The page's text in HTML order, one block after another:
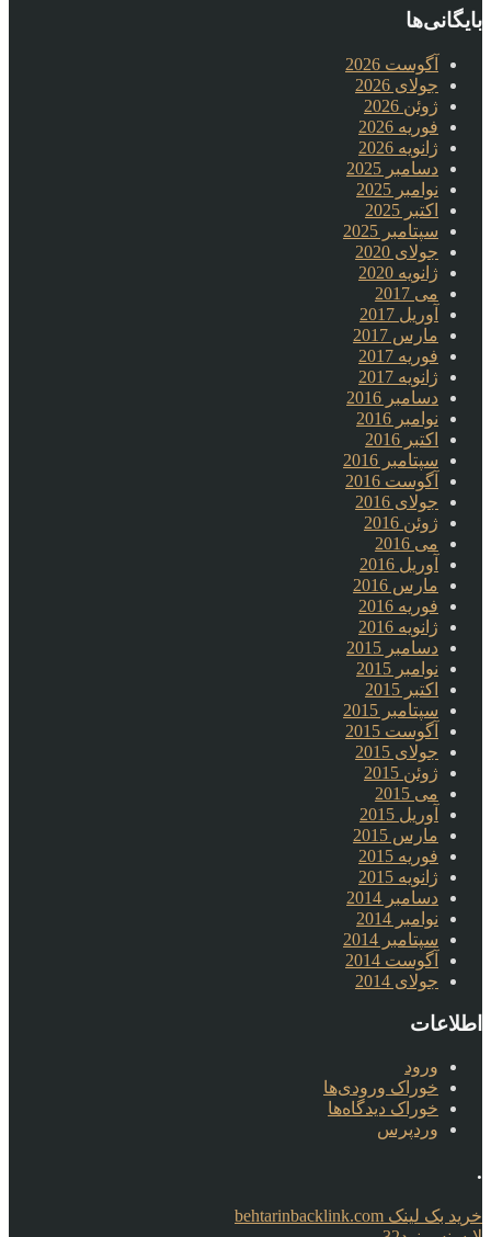
بایگانی‌ها
آگوست 2026
جولای 2026
ژوئن 2026
فوریه 2026
ژانویه 2026
دسامبر 2025
نوامبر 2025
اکتبر 2025
سپتامبر 2025
جولای 2020
ژانویه 2020
می 2017
آوریل 2017
مارس 2017
فوریه 2017
ژانویه 2017
دسامبر 2016
نوامبر 2016
اکتبر 2016
سپتامبر 2016
آگوست 2016
جولای 2016
ژوئن 2016
می 2016
آوریل 2016
مارس 2016
فوریه 2016
ژانویه 2016
دسامبر 2015
نوامبر 2015
اکتبر 2015
سپتامبر 2015
آگوست 2015
جولای 2015
ژوئن 2015
می 2015
آوریل 2015
مارس 2015
فوریه 2015
ژانویه 2015
دسامبر 2014
نوامبر 2014
سپتامبر 2014
آگوست 2014
جولای 2014
اطلاعات
ورود
خوراک ورودی‌ها
خوراک دیدگاه‌ها
وردپرس
.
خرید بک لینک behtarinbacklink.com